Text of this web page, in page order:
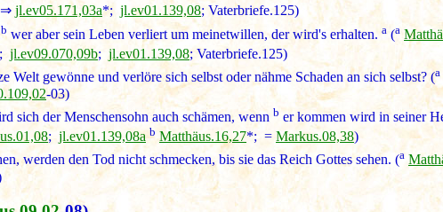
jl.ev05.171,03a*; jl.ev01.139,08; Vaterbriefe.125)
b wer aber sein Leben verliert um meinetwillen, der wird's erhalten.a(a
jl.ev09.070,09b; jl.ev01.139,08; Vaterbriefe.125)
Welt gewönne und verlöre sich selbst oder nähme Schaden an sich selbst? (a
-03)
sich der Menschensohn auch schämen, wenn b er kommen wird in seiner
; jl.ev01.139,08a b Matthäus.16,27*; = Markus.08,38)
werden den Tod nicht schmecken, bis sie das Reich Gottes sehen. (a